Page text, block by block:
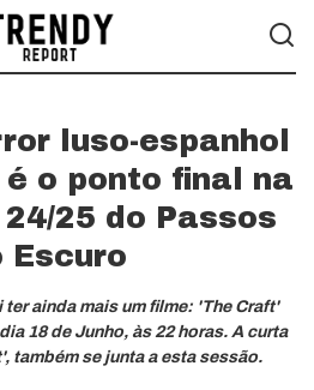
luso-espanhol
o ponto final na
25 do Passos
Escuro
ainda mais um filme: 'The Craft'
18 de Junho, às 22 horas. A curta
também se junta a esta sessão.